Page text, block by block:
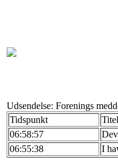
Udsendelse: Forenings
Tidspunkt
Titel
06:58:57
06:55:38
I